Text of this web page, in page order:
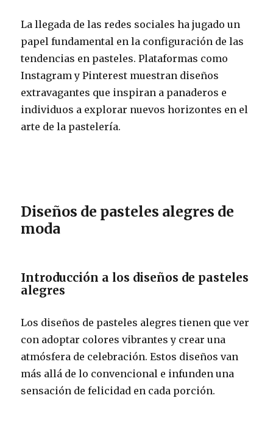
La llegada de las redes sociales ha jugado un
papel fundamental en la configuración de las
tendencias en pasteles. Plataformas como
Instagram y Pinterest muestran diseños
extravagantes que inspiran a panaderos e
individuos a explorar nuevos horizontes en el
arte de la pastelería.
Diseños de pasteles alegres de
moda
Introducción a los diseños de pasteles
alegres
Los diseños de pasteles alegres tienen que ver
con adoptar colores vibrantes y crear una
atmósfera de celebración. Estos diseños van
más allá de lo convencional e infunden una
sensación de felicidad en cada porción.